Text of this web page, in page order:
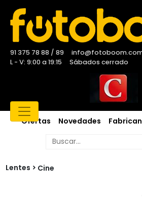
91 375 78 88 / 89
L - V: 9:00 a 19:15
Sábados cerrado
Ofertas Novedades
Lentes Cine